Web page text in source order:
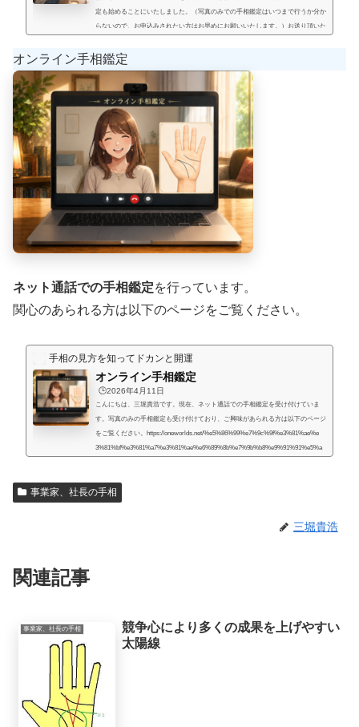
定も始めることにいたしました。（写真のみでの手相鑑定はいつまで行うか分か
らないので、お申込みされたい方はお早めにお願いいたします。）お送り頂いた
真のみでの手相鑑定では決まった料金と言うものは無く、お好きな金額を鑑定後
にお支払い頂く形にします。（このページの下部に、振込先が記載され...
オンライン手相鑑定
ネット通話での手相鑑定を行っています。
関心のあられる方は以下のページをご覧ください。
手相の見方を知ってドカンと開運
オンライン手相鑑定
🕒️2026年4月11日
こんにちは、三堀貴浩です。現在、ネット通話での手相鑑定を受け付けていま
す。写真のみの手相鑑定も受け付けており、ご興味があられる方は以下のページ
をご覧ください。https://oneworlds.net/%e5%86%99%e7%9c%9f%e3%81%ae%e
3%81%bf%e3%81%a7%e3%81%ae%e6%89%8b%e7%9b%b8%e9%91%91%e5%a
識や人生を取り巻く法則を教えてもらったときに、人生で起こることには、想像
事業家、社長の手相
三堀貴浩
関連記事
事業家、社長の手相
競争心により多くの成果を上げやすい
太陽線